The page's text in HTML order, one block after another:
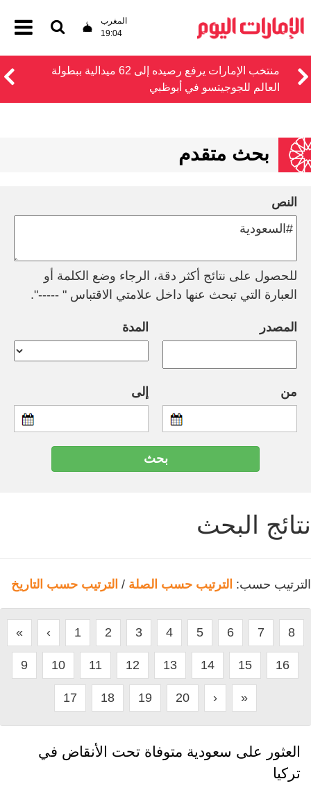
المغرب
19:04
منتخب الإمارات يرفع رصيده إلى 62 ميدالية ببطولة
العالم للجوجيتسو في أبوظبي
بحث متقدم
النص
للحصول على نتائج أكثر دقة، الرجاء وضع الكلمة أو
العبارة التي تبحث عنها داخل علامتي الاقتباس " -----".
المصدر المدة
من إلى
نتائج البحث
الترتيب حسب: الترتيب حسب الصلة / الترتيب حسب التاريخ
« ‹ 1 2 3 4 5 6 7 8
9 10 11 12 13 14 15 16
17 18 19 20 › »
العثور على سعودية متوفاة تحت الأنقاض في
تركيا